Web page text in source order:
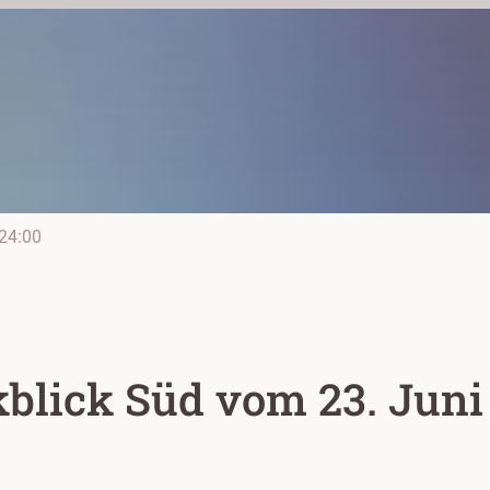
24:00
Süd vom 23. Juni